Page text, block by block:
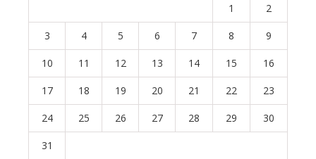
1 2
3 4 5 6 7 8 9
10 11 12 13 14 15 16
17 18 19 20 21 22 23
24 25 26 27 28 29 30
31